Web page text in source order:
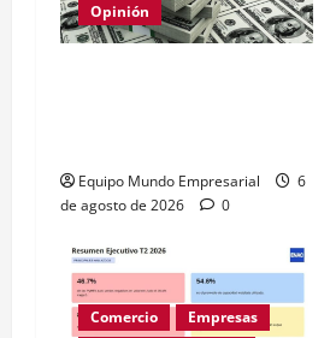
Opinión
Equipo Mundo Empresarial
6
de agosto de 2026
0
Comercio
Empresas